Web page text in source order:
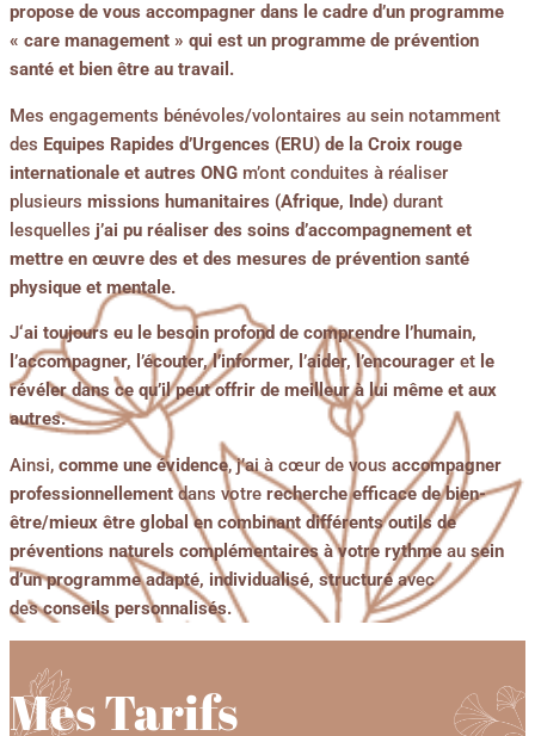
propose de vous accompagner dans le cadre d’un programme
« care management » qui est un programme de prévention
santé et bien être au travail.
Mes engagements bénévoles/volontaires au sein notamment
des Equipes Rapides d’Urgences (ERU) de la Croix rouge
internationale et autres ONG m’ont conduites à réaliser
plusieurs missions humanitaires (Afrique, Inde) durant
lesquelles j’ai pu réaliser des soins d’accompagnement et
mettre en œuvre des et des mesures de prévention santé
physique et mentale.
J‘ai toujours eu le besoin profond de comprendre l’humain,
l’accompagner, l’écouter, l’informer, l’aider, l’encourager et le
révéler dans ce qu’il peut offrir de meilleur à lui même et aux
autres.
Ainsi, comme une évidence, j’ai à cœur de vous accompagner
professionnellementdans votre recherche efficace de bien-
être/mieux être global en combinant différents outils de
préventions naturels complémentaires à votre rythme au sein
d’un programme adapté, individualisé, structuréavec
desconseils personnalisés.
Mes Tarifs